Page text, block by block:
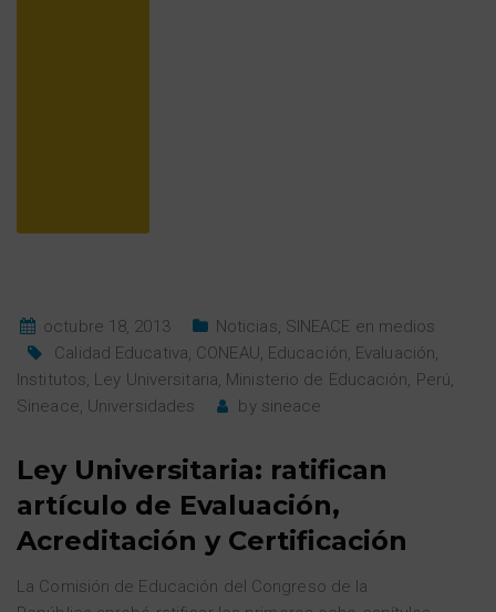
octubre 18, 2013 Noticias, SINEACE en medios
Calidad Educativa, CONEAU, Educación, Evaluación,
Institutos, Ley Universitaria, Ministerio de Educación, Perú,
Sineace, Universidades by sineace
Ley Universitaria: ratifican
artículo de Evaluación,
Acreditación y Certificación
La Comisión de Educación del Congreso de la